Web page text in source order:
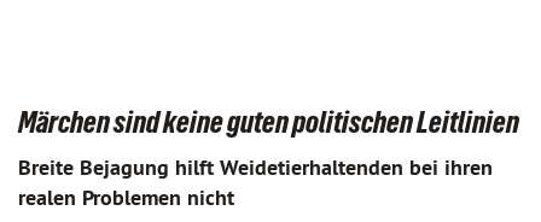
Märchen sind keine guten politischen Leitlinien
Breite Bejagung hilft Weidetierhaltenden bei ihren
realen Problemen nicht